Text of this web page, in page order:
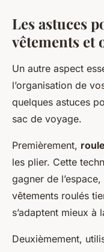
Les astuces
vêtements et
Un autre aspect
l’organisation de
quelques astuces
sac de voyage.
Premièrement,
les plier. Cette
gagner de
vêtements roulés
s’adaptent mieux
Deuxièmement,